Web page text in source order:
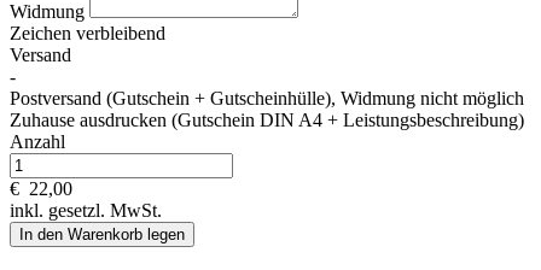
Widmung
Zeichen verbleibend
Versand
-
Postversand (Gutschein + Gutscheinhülle), Widmung nicht möglich
Zuhause ausdrucken (Gutschein DIN A4 + Leistungsbeschreibung)
Anzahl
€ 22,00
inkl. gesetzl. MwSt.
In den Warenkorb legen